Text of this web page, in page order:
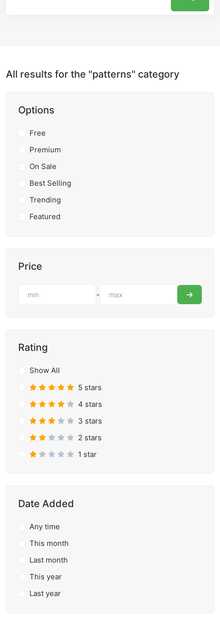
All results for the "patterns" category
Options
Free
Premium
On Sale
Best Selling
Trending
Featured
Price
-
Rating
Show All
5 stars
4 stars
3 stars
2 stars
1 star
Date Added
Any time
This month
Last month
This year
Last year